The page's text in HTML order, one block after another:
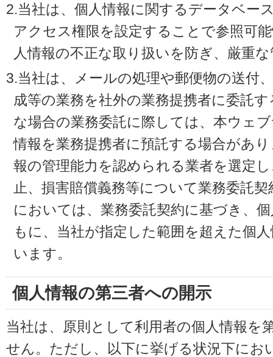
2.当社は、個人情報に関するデータベー
アクセス権限を設定することで参照可
人情報の不正な取り扱いを防ぎ、厳重
3.当社は、メールの処理や郵便物の送付
成等の業務を社外の業務提携者に委託
な場合の業務委託に際しては、本ウェ
情報を業務提携者に預託する場合があ
報の管理能力を認められる業者を選定
止、損害賠償義務等について業務委託
においては、業務委託契約に基づき、
もに、当社が指定した範囲を超えた個
います。
個人情報の第三者への開示
当社は、原則として利用者の個人情報を
せん。ただし、以下に挙げる状況下にお